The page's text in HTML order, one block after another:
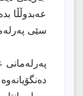
عەبدوڵڵا
سێی
پەرلەمانی